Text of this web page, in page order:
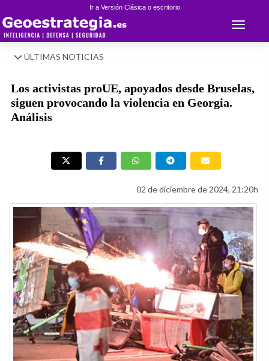
Ir a Versión Clásica o escritorio
Toggle
ÚLTIMAS NOTICIAS
Los activistas proUE, apoyados desde Bruselas,
siguen provocando la violencia en Georgia.
Análisis
02 de diciembre de 2024, 21:20h